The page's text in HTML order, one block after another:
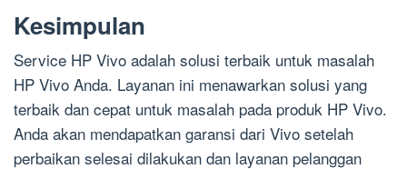
Kesimpulan
Service HP Vivo adalah solusi terbaik untuk masalah
HP Vivo Anda. Layanan ini menawarkan solusi yang
terbaik dan cepat untuk masalah pada produk HP Vivo.
Anda akan mendapatkan garansi dari Vivo setelah
perbaikan selesai dilakukan dan layanan pelanggan